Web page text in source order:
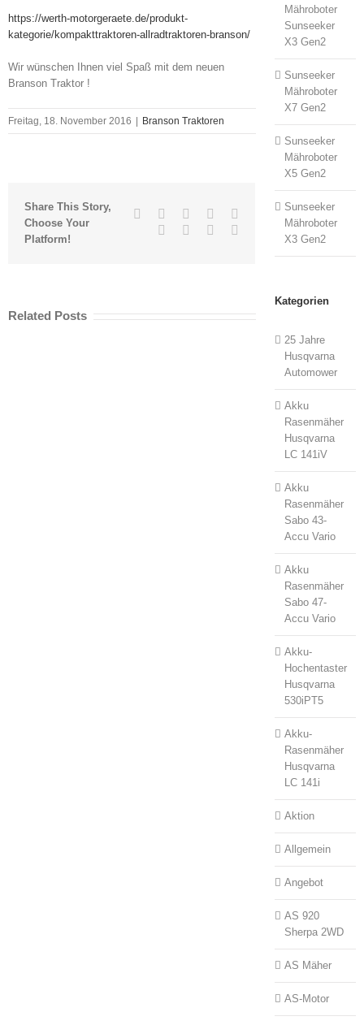
https://werth-motorgeraete.de/produkt-
kategorie/kompakttraktoren-allradtraktoren-branson/
Wir wünschen Ihnen viel Spaß mit dem neuen
Branson Traktor !
Freitag, 18. November 2016 Branson Traktoren
Share This Story,
Choose Your
Platform!
Facebook
TwitterLinkedin
Reddit
Google+Pinterest
Related Posts
Mähroboter
Sunseeker
X3 Gen2
Sunseeker
Mähroboter
X7 Gen2
Sunseeker
Mähroboter
X5 Gen2
Sunseeker
Mähroboter
X3 Gen2
Kategorien
25 Jahre
Husqvarna
Automower
Akku
Rasenmäher
Husqvarna
LC 141iV
Akku
Rasenmäher
Sabo 43-
Accu Vario
Akku
Rasenmäher
Sabo 47-
Accu Vario
Akku-
Hochentaster
Husqvarna
530iPT5
Akku-
Rasenmäher
Husqvarna
LC 141i
Aktion
Allgemein
Angebot
AS 920
Sherpa 2WD
AS Mäher
AS-Motor